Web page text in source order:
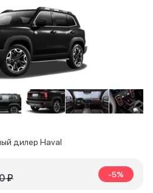
дилер Haval
₽ -5%